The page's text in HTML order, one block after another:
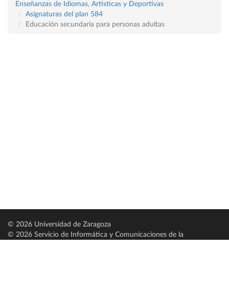
Enseñanzas de Idiomas, Artísticas y Deportivas
Asignaturas del plan 584
Educación secundaria para personas adultas
© 2026 Universidad de Zaragoza
© 2026 Servicio de Informática y Comunicaciones de la